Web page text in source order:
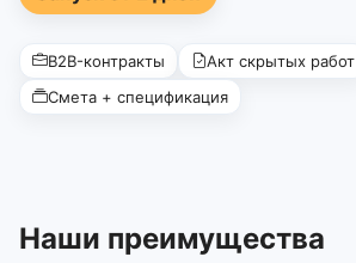
B2B-контракты
Акт скрытых работ
Смета + спецификация
Наши преимущества